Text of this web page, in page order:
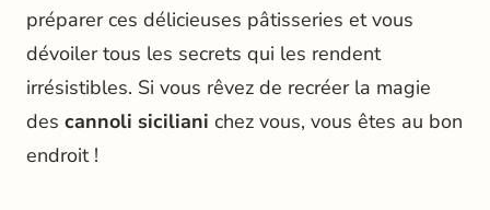
préparer ces délicieuses pâtisseries et vous
dévoiler tous les secrets qui les rendent
irrésistibles. Si vous rêvez de recréer la magie
des cannoli siciliani chez vous, vous êtes au bon
endroit !